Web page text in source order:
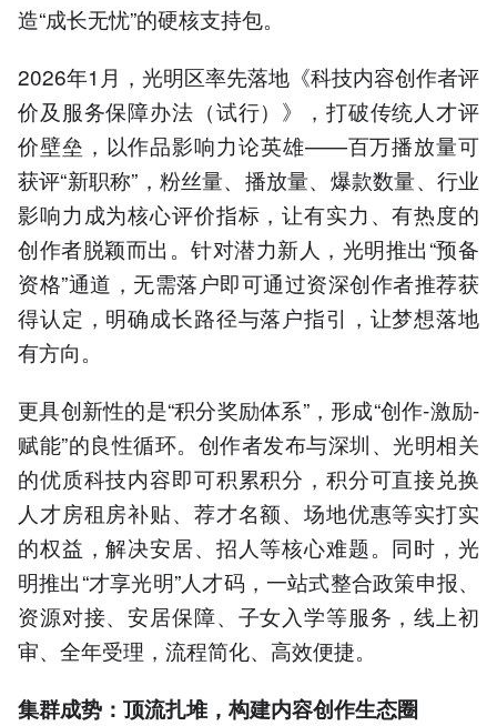
造“成长无忧”的硬核支持包。
2026年1月，光明区率先落地《科技内容创作者评
价及服务保障办法（试行）》，打破传统人才评
价壁垒，以作品影响力论英雄——百万播放量可
获评“新职称”，粉丝量、播放量、爆款数量、行业
影响力成为核心评价指标，让有实力、有热度的
创作者脱颖而出。针对潜力新人，光明推出“预备
资格”通道，无需落户即可通过资深创作者推荐获
得认定，明确成长路径与落户指引，让梦想落地
有方向。
更具创新性的是“积分奖励体系”，形成“创作-激励-
赋能”的良性循环。创作者发布与深圳、光明相关
的优质科技内容即可积累积分，积分可直接兑换
人才房租房补贴、荐才名额、场地优惠等实打实
的权益，解决安居、招人等核心难题。同时，光
明推出“才享光明”人才码，一站式整合政策申报、
资源对接、安居保障、子女入学等服务，线上初
审、全年受理，流程简化、高效便捷。
集群成势：顶流扎堆，构建内容创作生态圈